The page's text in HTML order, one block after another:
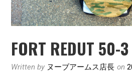
FORT REDUT 50-3
Written by ヌーブアームス店長 on